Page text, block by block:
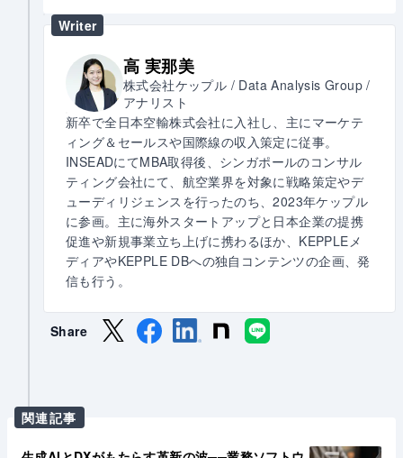
Writer
高 実那美
株式会社ケップル / Data Analysis Group /
アナリスト
新卒で全日本空輸株式会社に入社し、主にマーケテ
ィング＆セールスや国際線の収入策定に従事。
INSEADにてMBA取得後、シンガポールのコンサル
ティング会社にて、航空業界を対象に戦略策定やデ
ューディリジェンスを行ったのち、2023年ケップル
に参画。主に海外スタートアップと日本企業の提携
促進や新規事業立ち上げに携わるほか、KEPPLEメ
ディアやKEPPLE DBへの独自コンテンツの企画、発
信も行う。
Share
関連記事